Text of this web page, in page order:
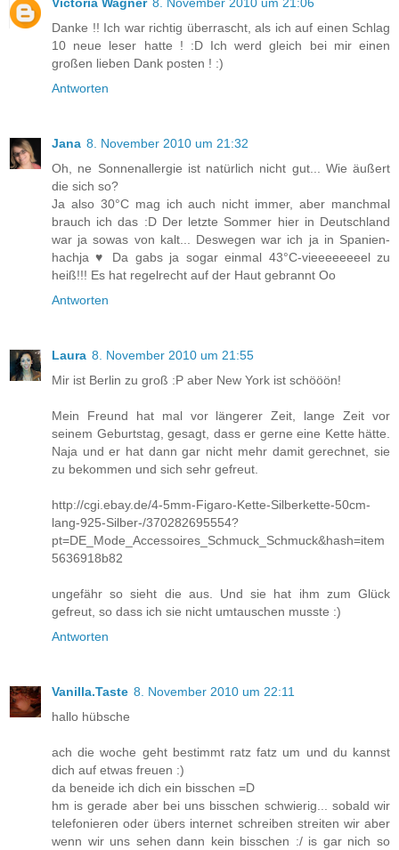
Danke !! Ich war richtig überrascht, als ich auf einen Schlag
10 neue leser hatte ! :D Ich werd gleich bei mir einen
großen lieben Dank posten ! :)
Antworten
Jana 8. November 2010 um 21:32
Oh, ne Sonnenallergie ist natürlich nicht gut... Wie äußert
die sich so?
Ja also 30°C mag ich auch nicht immer, aber manchmal
brauch ich das :D Der letzte Sommer hier in Deutschland
war ja sowas von kalt... Deswegen war ich ja in Spanien-
hachja ♥ Da gabs ja sogar einmal 43°C-vieeeeeeeel zu
heiß!!! Es hat regelrecht auf der Haut gebrannt Oo
Antworten
Laura 8. November 2010 um 21:55
Mir ist Berlin zu groß :P aber New York ist schööön!
Mein Freund hat mal vor längerer Zeit, lange Zeit vor
seinem Geburtstag, gesagt, dass er gerne eine Kette hätte.
Naja und er hat dann gar nicht mehr damit gerechnet, sie
zu bekommen und sich sehr gefreut.
http://cgi.ebay.de/4-5mm-Figaro-Kette-Silberkette-50cm-
lang-925-Silber-/370282695554?
pt=DE_Mode_Accessoires_Schmuck_Schmuck&hash=item
5636918b82
ungefähr so sieht die aus. Und sie hat ihm zum Glück
gefreut, so dass ich sie nicht umtauschen musste :)
Antworten
Vanilla.Taste 8. November 2010 um 22:11
hallo hübsche
ach die woche geht bestimmt ratz fatz um und du kannst
dich auf etwas freuen :)
da beneide ich dich ein bisschen =D
hm is gerade aber bei uns bisschen schwierig... sobald wir
telefonieren oder übers internet schreiben streiten wir aber
wenn wir uns sehen dann kein bisschen :/ is gar nich so